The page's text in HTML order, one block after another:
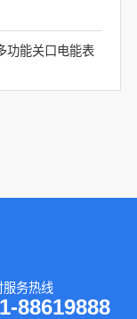
功能关口电能表
服务热线
88619888